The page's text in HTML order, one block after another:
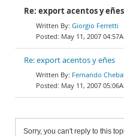
Re: export acentos y eñes
Giorgio Ferretti
May 11, 2007
Re: export acentos y eñes
Fernando
May 11, 2007
Sorry, you can't reply to this